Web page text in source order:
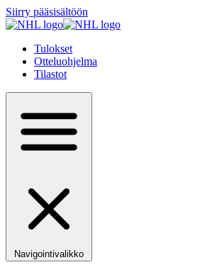
Siirry pääsisältöön
Tulokset
Otteluohjelma
Tilastot
Navigointivalikko